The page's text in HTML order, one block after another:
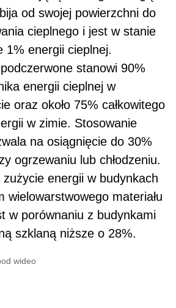
od swojej powierzchni do
cieplnego i jest w stanie
1% energii cieplnej.
stanowi 90%
energii cieplnej w
oraz około 75% całkowitego
w zimie. Stosowanie
na osiągnięcie do 30%
ogrzewaniu lub chłodzeniu.
energii w budynkach
wielowarstwowego materiału
w porównaniu z budynkami
szklaną niższe o 28%.
wideo